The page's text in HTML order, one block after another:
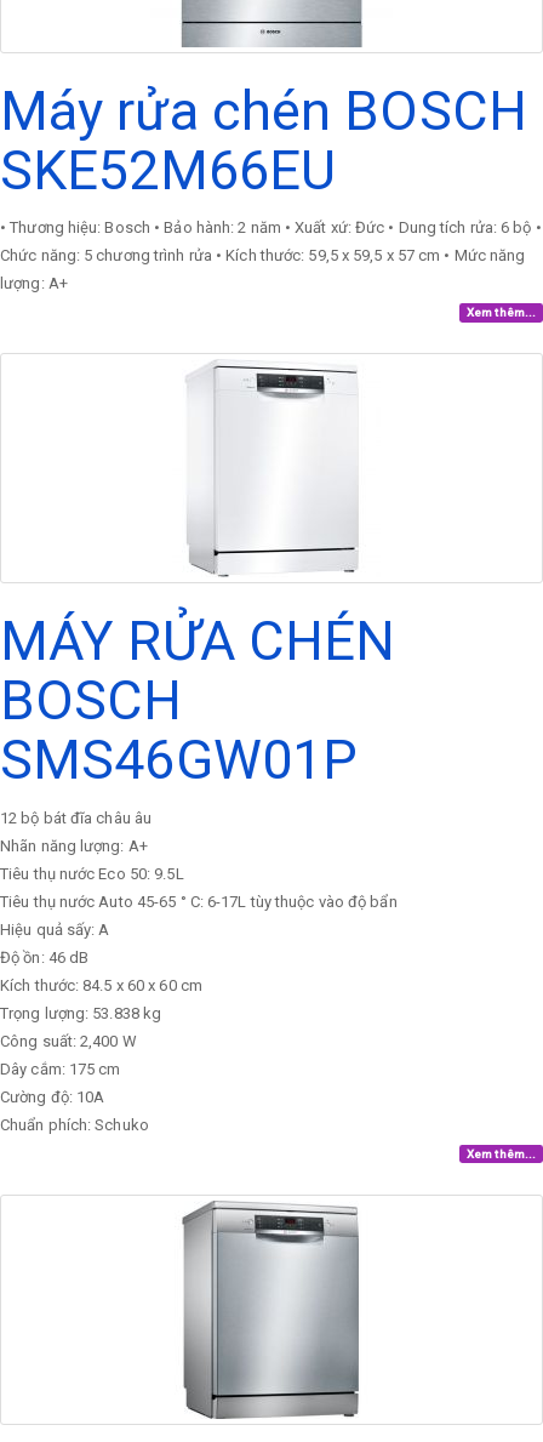
Máy rửa chén BOSCH
SKE52M66EU
• Thương hiệu: Bosch • Bảo hành: 2 năm • Xuất xứ: Đức • Dung tích rửa: 6 bộ •
Chức năng: 5 chương trình rửa • Kích thước: 59,5 x 59,5 x 57 cm • Mức năng
lượng: A+
Xem thêm...
MÁY RỬA CHÉN
BOSCH
SMS46GW01P
12 bộ bát đĩa châu âu
Nhãn năng lượng: A+
Tiêu thụ nước Eco 50: 9.5L
Tiêu thụ nước Auto 45-65 ° C: 6-17L tùy thuộc vào độ bẩn
Hiệu quả sấy: A
Độ ồn: 46 dB
Kích thước: 84.5 x 60 x 60 cm
Trọng lượng: 53.838 kg
Công suất: 2,400 W
Dây cắm: 175 cm
Cường độ: 10A
Chuẩn phích: Schuko
Xem thêm...